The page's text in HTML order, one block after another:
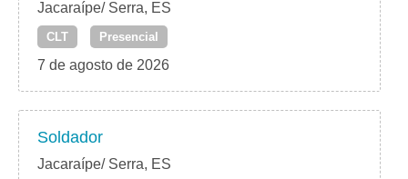
Jacaraípe/ Serra, ES
CLT Presencial
7 de agosto de 2026
Soldador
Jacaraípe/ Serra, ES